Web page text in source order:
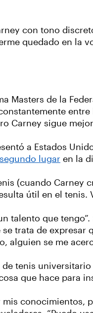
con tono
quedado en la
Masters de la
Carney sigue
a Estados
lugar en la
(cuando
útil en el
talento que
se trata de
alguien se me
tenis
que hace para
conocimientos,